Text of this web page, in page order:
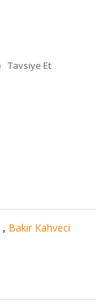
Tavsiye Et
, Bakır Kahveci